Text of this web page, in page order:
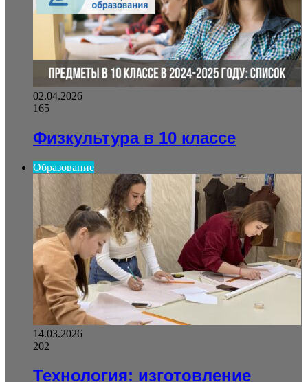
02.04.2026
165
Физкультура в 10 классе
Образование
14.03.2026
202
Технология: изготовление